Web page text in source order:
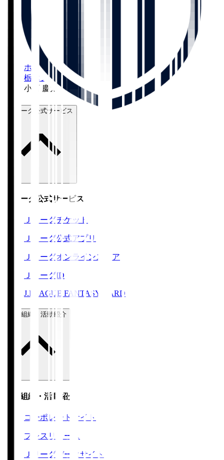
ホーム
>
栃木シティ>
小西 慶太郎
Ｊリーグ公式サービス
Ｊリーグ公式サービス
Ｊリーグチケット
Ｊリーグ公式アプリ
Ｊリーグオンラインストア
ＪリーグID
J.LEAGUE FANTASY CARD
運営組織・活動紹介
運営組織・活動紹介
コーポレートサイト
プレスリリース
Ｊリーグデータサイト